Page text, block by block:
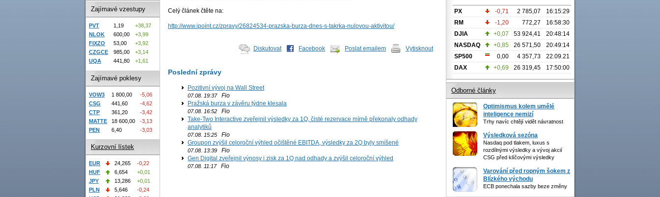
Celý článek čtěte na:
http://www.ipoint.cz/zpravy/26824534-prazska-burza-dnes-s-takrka-nulovou-aktivitou/
Diskutovat Facebook Poslat emailem Vytisknout
Poslední zprávy
Pozitivní vývoj na Wall Street
07.08. 19:37Fio
Pražská burza v závěru týdne klesala
07.08. 16:52 Fio
Take-Two Interactive zveřejnil výsledky za 1Q, čisté rezervace mírně překonaly odhady
analytiků
07.08. 15:25 Fio
Groupon zvýšil celoroční výhled očištěné EBITDA, výsledky za 2Q byly smíšené
07.08. 13:39 Fio
Gen Digital zveřejnil výnosy i zisk za 1Q nad odhady a zvýšil celoroční výhled
07.08. 11:17Fio
Zajímavé vzestupy
PVT 1,19
+38,37
NLOK
600,00
+3,99
FIXZO
53,00
+3,92
CZGCE
985,00
+3,14
UQA
441,80 +1,61
Zajímavé poklesy
VOW3 1 800,00
-5,06
CSG
441,60
-4,62
CTP
361,20
-3,42
MATTE
18 600,00
-3,13
PEN
6,40 -3,03
Kurzovní lístek
EUR 24,265
-0,22
HUF
6,654
+0,01
JPY
13,286
+0,01
PLN
5,646
-0,24
PX -0,71 2 785,07
16:15:29
RM
-1,20 772,27
16:58:30
DJIA
+0,07 53 924,41
20:48:14
NASDAQ
+0,85 26 571,50
20:49:14
SP500
0,00 4 357,73
22.09.21
DAX
+0,69 26 319,45 17:50:00
Odborné články
Optimismus kolem umělé
inteligence nemizí
Trhy navíc chtějí vidět návratnost
Výsledková sezóna
Nasdaq pod tlakem, luxus s
rozdílnými výsledky a vývoj akcií
CSG před klíčovými výsledky
Varování před ropným šokem z
Blízkého východu
ECB ponechala sazby beze změny